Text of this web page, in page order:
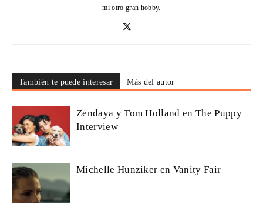
mi otro gran hobby.
También te puede interesar Más del autor
Zendaya y Tom Holland en The Puppy
Interview
Michelle Hunziker en Vanity Fair